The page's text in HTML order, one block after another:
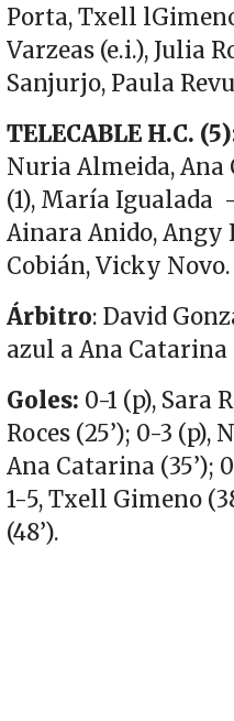
Porta, Txell
Varzeas (e.i.), Julia
Sanjurjo, Paula
TELECABLE H.C.
Nuria Almeida, Ana
(1), María Igualada
Ainara Anido, Angy
Cobián, Vicky Novo.
Árbitro: David
azul a Ana Catarina
Goles: 0-1 (p), Sara
Roces (25’); 0-3 (p),
Ana Catarina (35’);
1-5, Txell Gimeno
(48’).